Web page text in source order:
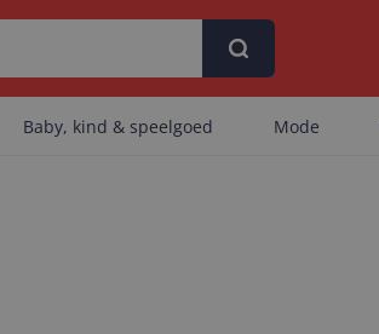
Baby, kind & speelgoed Mode